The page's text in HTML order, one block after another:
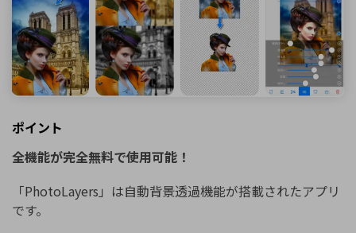
ポイント
全機能が完全無料で使用可能！
「PhotoLayers」は自動背景透過機能が搭載されたアプリ
です。